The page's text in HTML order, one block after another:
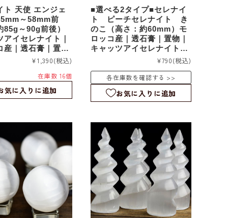
ト 天使 エンジェ
～58mm前
85g～90g前後）
アイセレナイト｜
産｜透石膏｜置物
｜b9155¥1,390(税込)
在庫数 16個
気に入りに追加
■選べる2タイプ■セレナイ
ト ピーチセレナイト き
のこ（高さ：約60mm）モ
ロッコ産｜透石膏｜置物｜
キャッツアイセレナイト｜
¥790(税込)
各在庫数を確認する
お気に入りに追加